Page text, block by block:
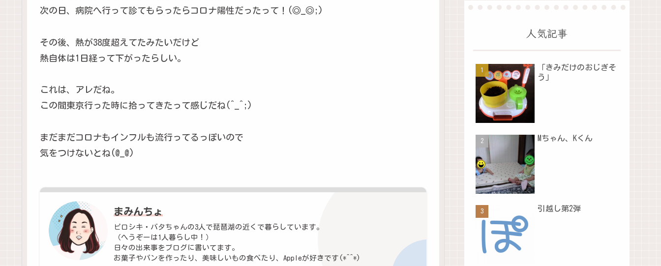
次の日、病院へ行って診てもらったらコロナ陽性だったって！(◎_◎;)
その後、熱が38度超えてたみたいだけど
熱自体は1日経って下がったらしい。
これは、アレだね。
この間東京行った時に拾ってきたって感じだね(^_^;)
まだまだコロナもインフルも流行ってるっぽいので
気をつけないとね(@_@)
まみんちょ
ピロシキ・バタちゃんの3人で琵琶湖の近くで暮らしています。
（へうぞーは1人暮らし中！）
日々の出来事をブログに書いてます。
お菓子やパンを作ったり、美味しいもの食べたり、Appleが好きです(*^^*)
人気記事
「きみだけのおじぎそ
う」
Mちゃん、Kくん
引越し第2弾